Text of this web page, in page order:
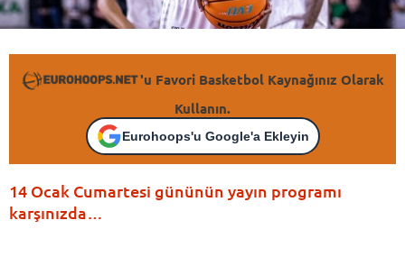
'u Favori Basketbol Kaynağınız Olarak
Kullanın.
Eurohoops'u Google'a Ekleyin
14 Ocak Cumartesi gününün yayın programı
karşınızda…